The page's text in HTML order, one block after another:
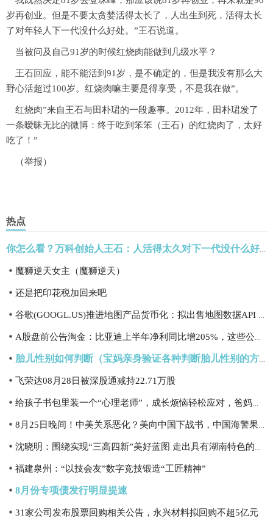
岁再创业。但是不要太贪婪活得太长了，人出生到死，活得太长
了对年轻人下一代没什么好处。”王石说道。
当被问及自己91岁的时候红烧肉能做到几级水平？
王石回应，能不能活到91岁，是不确定的，但是我没有那么大
野心活超过100岁。红烧肉嘛主要是得享受，不是我在做”。
红烧肉”来自王石与田朴珺的一段趣事。2012年，田朴珺发了
一条暧昧无比的微博：终于吃到笨笨（王石）的红烧肉了，太好
吃了！”
（举报）
热点
你怎么看？万科创始人王石：人活得太久对下一代没什么好处
魔狮逆天女主（魔狮逆天）
还是把印花税加回来吧
飞荣达08月28日被深股通减持22.71万股
福建泉州：“以技会友”数字竞技锻造“工匠精神”
8月份专项债发行明显提速
31家公司发布股票回购相关公告，永兴材料拟回购不超5亿元